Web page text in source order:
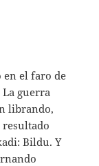
en el faro de
guerra
librando,
resultado
Bildu. Y